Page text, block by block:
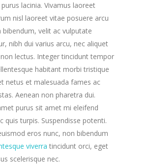
lacinia. Vivamus laoreet
nisl laoreet vitae posuere arcu
bibendum, velit ac vulputate
nibh dui varius arcu, nec aliquet
lectus. Integer tincidunt tempor
habitant morbi tristique
netus et malesuada fames ac
Aenean non pharetra dui.
purus sit amet mi eleifend
quis turpis. Suspendisse potenti.
eros nunc, non bibendum
viverra tincidunt orci, eget
scelerisque nec.